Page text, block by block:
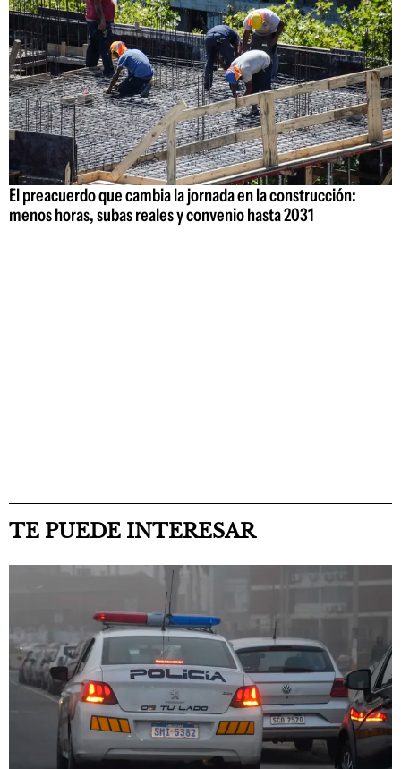
El preacuerdo que cambia la jornada en la construcción:
menos horas, subas reales y convenio hasta 2031
TE PUEDE INTERESAR